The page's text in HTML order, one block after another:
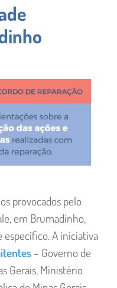
provocados pelo
em Brumadinho,
A iniciativa
– Governo de
Gerais, Ministério